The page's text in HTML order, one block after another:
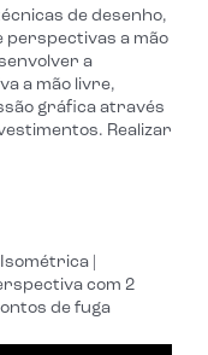
de desenho,
perspectivas a mão
a
a mão livre,
gráfica através
Realizar
|
com 2
de fuga